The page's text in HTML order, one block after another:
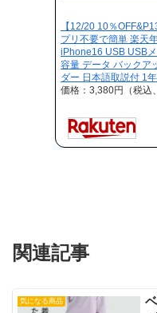
【12/20 10％
プリ不要で簡単 楽天
iPhone16 USB USB
容量 データ バックア
ダー 日本語取説付 1
価格：3,380円（税込
関連記事
気になる商品